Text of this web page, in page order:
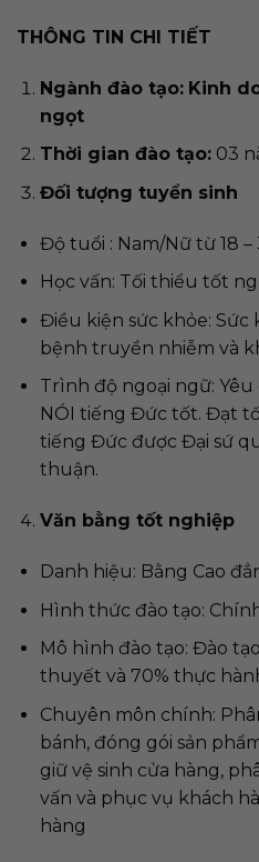
THÔNG TIN CHI TIẾT
Ngành đào tạo: Kinh
ngọt
Thời gian đào tạo:03
Đối tượng tuyển sinh
Độ tuổi : Nam/Nữ từ 18 –
Học vấn: Tối thiểu tốt
Điều kiện sức khỏe: Sức
bệnh truyền nhiễm và
Trình độ ngoại ngữ: Yêu
NÓI tiếng Đức tốt. Đạt
tiếng Đức được Đại sứ
thuận.
Văn bằng tốt nghiệp
Danh hiệu: Bằng Cao
Hình thức đào tạo:
Mô hình đào tạo: Đào
thuyết và 70% thực
Chuyên môn chính:
bánh, đóng gói sản
giữ vệ sinh cửa hàng,
vấn và phục vụ khách
hàng